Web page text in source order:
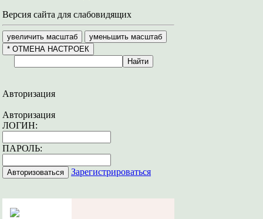
Версия сайта для слабовидящих
Авторизация
Авторизация
ЛОГИН:
ПАРОЛЬ:
Зарегистрироваться